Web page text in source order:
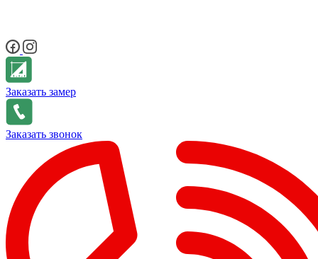
Заказать замер
Заказать звонок